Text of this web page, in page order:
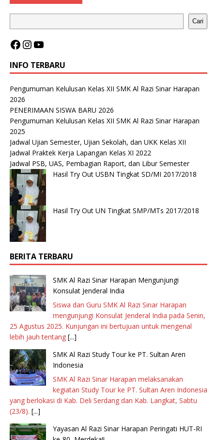
Cari
INFO TERBARU
Pengumuman Kelulusan Kelas XII SMK Al Razi Sinar Harapan
2026
PENERIMAAN SISWA BARU 2026
Pengumuman Kelulusan Kelas XII SMK Al Razi Sinar Harapan
2025
Jadwal Ujian Semester, Ujian Sekolah, dan UKK Kelas XII
Jadwal Praktek Kerja Lapangan Kelas XI 2022
Jadwal PSB, UAS, Pembagian Raport, dan Libur Semester
Hasil Try Out USBN Tingkat SD/MI 2017/2018
Hasil Try Out UN Tingkat SMP/MTs 2017/2018
BERITA TERBARU
SMK Al Razi Sinar Harapan Mengunjungi
Konsulat Jenderal India
Siswa dan Guru SMK Al Razi Sinar Harapan
mengunjungi Konsulat Jenderal India pada Senin,
25 Agustus 2025. Kunjungan ini bertujuan untuk mengenal
lebih jauh tentang [...]
SMK Al Razi Study Tour ke PT. Sultan Aren
Indonesia
SMK Al Razi Sinar Harapan melaksanakan
kegiatan Study Tour ke PT. Sultan Aren Indonesia
yang berlokasi di Kab. Deli Serdang dan Kab. Langkat, Sabtu
(23/8). [...]
Yayasan Al Razi Sinar Harapan Peringati HUT-RI